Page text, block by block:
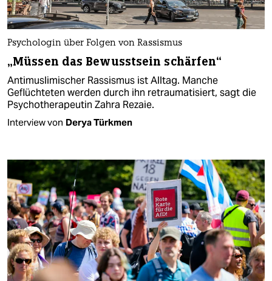
Psychologin über Folgen von Rassismus
„Müssen das Bewusstsein schärfen“
Antimuslimischer Rassismus ist Alltag. Manche
Geflüchteten werden durch ihn retraumatisiert, sagt die
Psychotherapeutin Zahra Rezaie.
Interview von Derya Türkmen